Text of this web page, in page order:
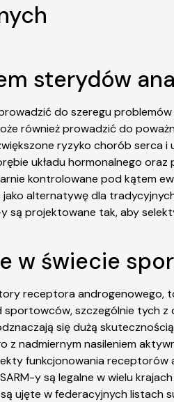
sterydów
do szeregu
również prowadzić do
ryzyko chorób serca i
układu hormonalnego oraz
kontrolowane pod kątem
alternatywę dla
są projektowane tak, aby
w świecie
receptora androgenowego,
szczególnie tych z
się dużą
z nadmiernym nasileniem
funkcjonowania receptorów
y są legalne w wielu
ujęte w federacyjnych listach